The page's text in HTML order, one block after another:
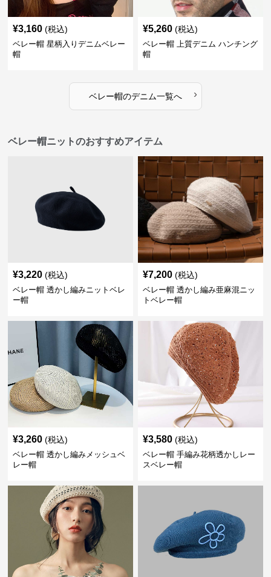
¥3,160 (税込)
ベレー帽 星柄入りデニムベレー
帽
¥5,260 (税込)
ベレー帽 上質デニム ハンチング
帽
ベレー帽のデニム一覧へ ›
ベレー帽ニットのおすすめアイテム
¥3,220 (税込)
ベレー帽 透かし編みニットベレ
ー帽
¥7,200 (税込)
ベレー帽 透かし編み亜麻混ニッ
トベレー帽
¥3,260 (税込)
ベレー帽 透かし編みメッシュベ
レー帽
¥3,580 (税込)
ベレー帽 手編み花柄透かしレー
スベレー帽